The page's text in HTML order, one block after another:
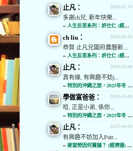
2026-02-16
止凡：
多謝ch兄, 新年快樂...
-- 人生反思系列：許仕仁 (經濟通)
2026-02-16
ch liu：
恭賀 止凡兄闔府農曆新...
-- 人生反思系列：許仕仁 (經濟通)
2026-01-06
止凡：
真有緣, 有興趣不妨j...
-- 特別的沖繩之旅，2025年冬 (經濟通)
2026-01-06
學做富爸爸：
哈, 正是小弟, 係你...
-- 特別的沖繩之旅，2025年冬 (經濟通)
2025-08-28
止凡：
有興趣不妨加入Patr...
-- 麥當勞因何賣舖？ (經濟通) (略)